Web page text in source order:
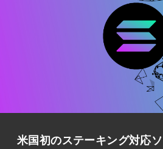
米国初のステーキング対応